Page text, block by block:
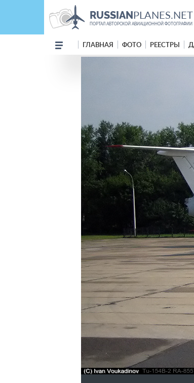
RUSSIANPLANES.NET
ПОРТАЛ АВТОРСКОЙ АВИАЦИОННОЙ ФОТОГРАФИИ
ГЛАВНАЯ ФОТО РЕЕСТРЫ